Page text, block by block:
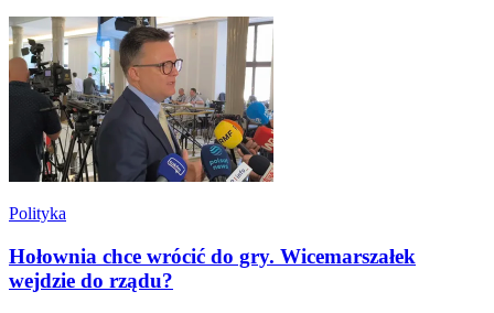
Polityka
Hołownia chce wrócić do gry. Wicemarszałek
wejdzie do rządu?